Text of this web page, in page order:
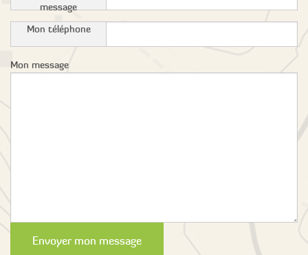
message
Mon téléphone
Mon message
Envoyer mon message